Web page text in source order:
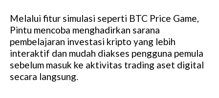
Melalui fitur simulasi seperti BTC Price Game,
Pintu mencoba menghadirkan sarana
pembelajaran investasi kripto yang lebih
interaktif dan mudah diakses pengguna pemula
sebelum masuk ke aktivitas trading aset digital
secara langsung.